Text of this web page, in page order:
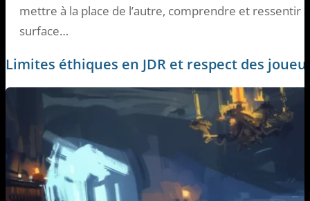
mettre à la place de l’autre, comprendre et ressentir
surface…
Limites éthiques en JDR et respect des